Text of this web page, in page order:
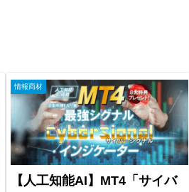
情報商材
【人工知能AI】MT4「サイバ